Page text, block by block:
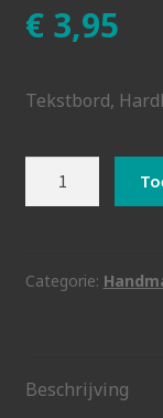
€3,95
Tekstbord,
Categorie:
Beschrijving